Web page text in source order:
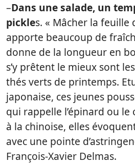
–Dans une salade, un
pickles. « Mâcher la feuille
apporte beaucoup de
donne de la longueur en
s’y prêtent le mieux sont
thés verts de printemps.
japonaise, ces jeunes
qui rappelle l’épinard ou le
à la chinoise, elles
avec une pointe
François-Xavier Delmas.